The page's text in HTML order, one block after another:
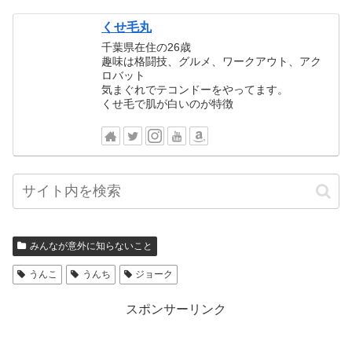
くせ毛丸
千葉県在住の26歳
趣味は格闘技、グルメ、ワークアウト、アク
ロバット
気まぐれでテコンドーをやってます。
くせ毛で肌が白いのが特徴
みんなが意外に知らないこと
うんこ うんち ジョーク
スポンサーリンク